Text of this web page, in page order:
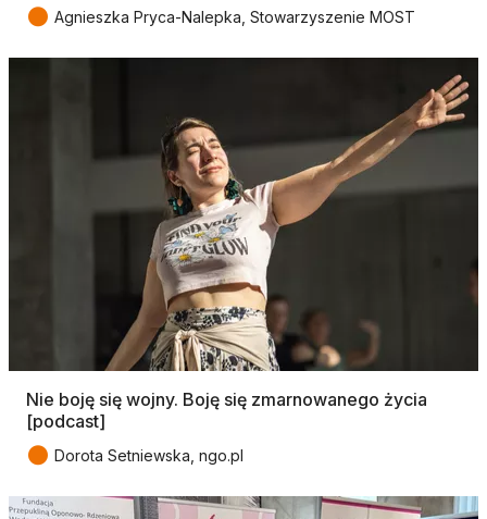
● Agnieszka Pryca-Nalepka, Stowarzyszenie MOST
Nie boję się wojny. Boję się zmarnowanego życia
[podcast]
● Dorota Setniewska, ngo.pl